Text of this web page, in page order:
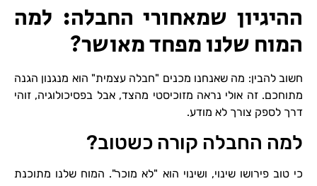
ההיגיון שמאחורי החבלה: למה
המוח שלנו מפחד מאושר?
חשוב להבין: מה שאנחנו מכנים "חבלה עצמית" הוא מנגנון הגנה
מתוחכם. זה אולי נראה מזוכיסטי מהצד, אבל בפסיכולוגיה, זוהי
דרך לספק צורך לא מודע.
למה החבלה קורה כשטוב?
כי טוב פירושו שינוי, ושינוי הוא "לא מוכר". המוח שלנו מתוכנת